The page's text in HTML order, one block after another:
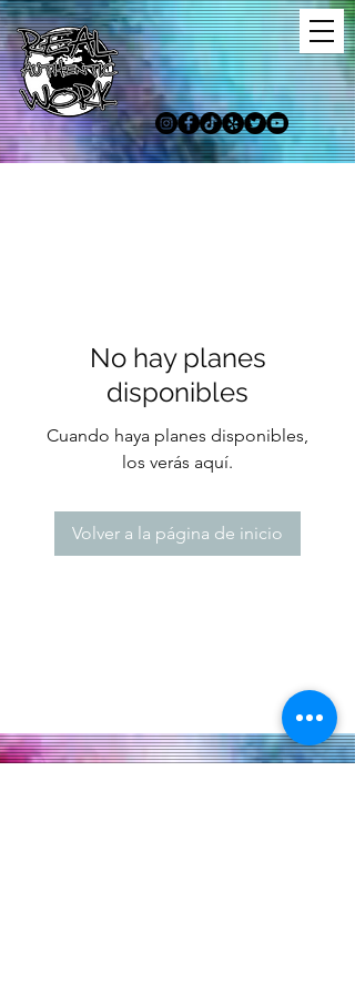
No hay planes
disponibles
Cuando haya planes disponibles,
los verás aquí.
Volver a la página de inicio